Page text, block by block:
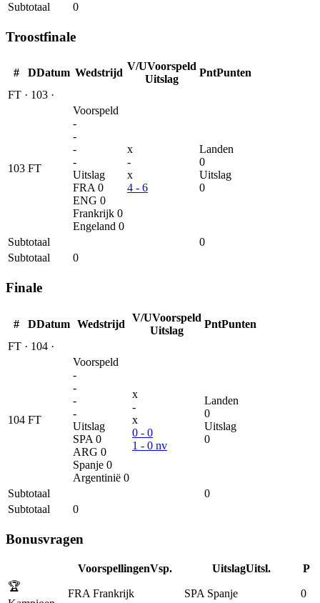
Subtotaal
0
Troostfinale
# DDatum Wedstrijd
V/UVoorspeld
Uitslag
PntPunten
FT · 103 ·
103 FT
Voorspeld
-
-
-
-
Uitslag
FRA 0
ENG 0
Frankrijk 0
Engeland 0
x
-
x
4 - 6
Landen
0
Uitslag
0
Subtotaal
0
Subtotaal
0
Finale
# DDatum Wedstrijd
V/UVoorspeld
Uitslag
PntPunten
FT · 104 ·
104 FT
Voorspeld
-
-
-
-
Uitslag
SPA 0
ARG 0
Spanje 0
Argentinië 0
x
-
x
0 - 0
1 - 0 nv
Landen
0
Uitslag
0
Subtotaal
0
Subtotaal
0
Bonusvragen
VoorspellingenVsp. UitslagUitsl.
P
🏆
FRA Frankrijk SPA Spanje 0